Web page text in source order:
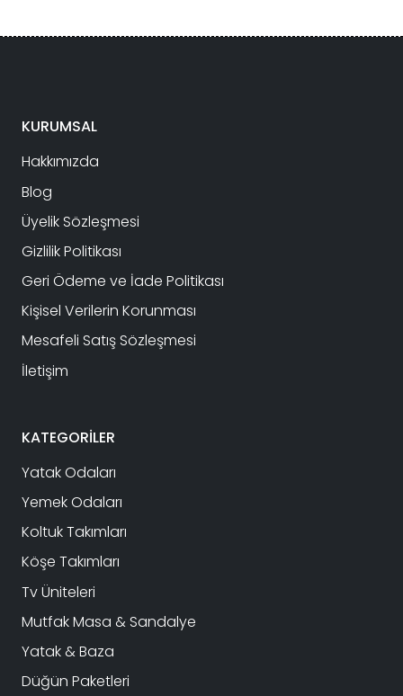
KURUMSAL
Hakkımızda
Blog
Üyelik Sözleşmesi
Gizlilik Politikası
Geri Ödeme ve İade Politikası
Kişisel Verilerin Korunması
Mesafeli Satış Sözleşmesi
İletişim
KATEGORİLER
Yatak Odaları
Yemek Odaları
Koltuk Takımları
Köşe Takımları
Tv Üniteleri
Mutfak Masa & Sandalye
Yatak & Baza
Düğün Paketleri